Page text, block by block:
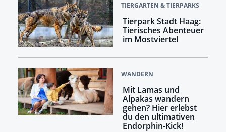
TIERGARTEN & TIERPARKS
Tierpark Stadt Haag:
Tierisches Abenteuer
im Mostviertel
WANDERN
Mit Lamas und
Alpakas wandern
gehen? Hier erlebst
du den ultimativen
Endorphin-Kick!